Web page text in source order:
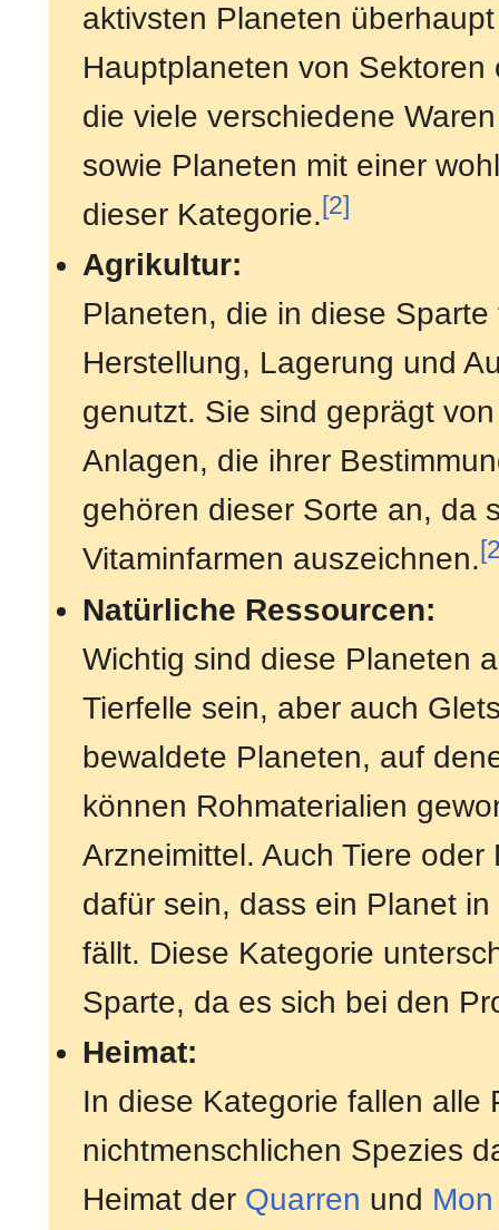
aktivsten Planeten
Hauptplaneten von Sektoren
die viele verschiedene
sowie Planeten mit einer
dieser Kategorie.[2]
Agrikultur:
Planeten, die in diese
Herstellung, Lagerung und
genutzt. Sie sind geprägt
Anlagen, die ihrer
gehören dieser Sorte an, da
Vitaminfarmen auszeichnen.
Natürliche Ressourcen:
Wichtig sind diese Planeten
Tierfelle sein, aber auch
bewaldete Planeten, auf
können Rohmaterialien
Arzneimittel. Auch Tiere
dafür sein, dass ein Planet in
fällt. Diese Kategorie
Sparte, da es sich bei den
Heimat:
In diese Kategorie fallen alle
nichtmenschlichen Spezies
Heimat der Quarren und